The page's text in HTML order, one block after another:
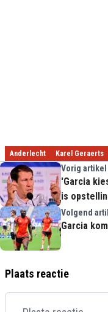
Anderlecht Karel Geraerts
Vorig artikel
'Garcia
is
Volgend
Garcia
Plaats reactie